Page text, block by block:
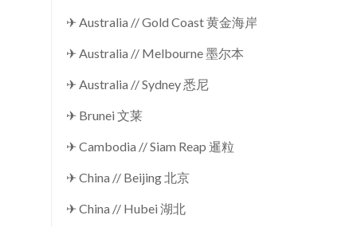
✈ Australia // Gold Coast 黄金海岸
✈ Australia // Melbourne 墨尔本
✈ Australia // Sydney 悉尼
✈ Brunei 文莱
✈ Cambodia // Siam Reap 暹粒
✈ China // Beijing 北京
✈ China // Hubei 湖北